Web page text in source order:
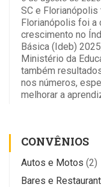
SC e
Florianópolis foi a
crescimento no
Básica (Ideb)
Ministério da
também
nos números,
melhorar a
CONVÊNIOS
Autos e Motos (2)
Bares e